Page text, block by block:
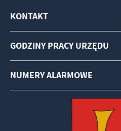
KONTAKT
GODZINY PRACY URZĘDU
NUMERY ALARMOWE